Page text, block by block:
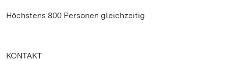
Höchstens 800 Personen gleichzeitig
KONTAKT